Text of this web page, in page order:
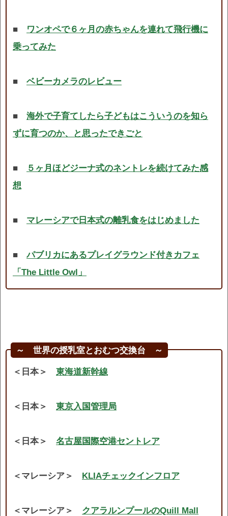
■ ワンオペで６ヶ月の赤ちゃんを連れて飛行機に
乗ってみた
■ ベビーカメラのレビュー
■ 海外で子育てしたら子どもはこういうのを知ら
ずに育つのか、と思ったできごと
■
５ヶ月ほどジーナ式のネントレを続けてみた感
想
■ マレーシアで日本式の離乳食をはじめました
■パブリカにあるプレイグラウンド付きカフェ
「The Little Owl」
～ 世界の授乳室とおむつ交換台 ～
＜日本＞ 東海道新幹線
＜日本＞ 東京入国管理局
＜日本＞ 名古屋国際空港セントレア
＜マレーシア＞ KLIAチェックインフロア
＜マレーシア＞ クアラルンプールのQuill Mall